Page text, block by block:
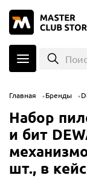
Главная Бренды
Набор
и бит
шт., в